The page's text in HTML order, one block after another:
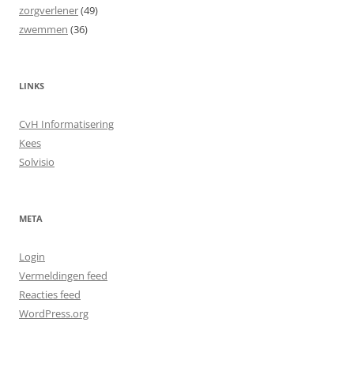
zorgverlener(49)
zwemmen (36)
LINKS
CvH Informatisering
Kees
Solvisio
META
Login
Vermeldingen feed
Reacties feed
WordPress.org